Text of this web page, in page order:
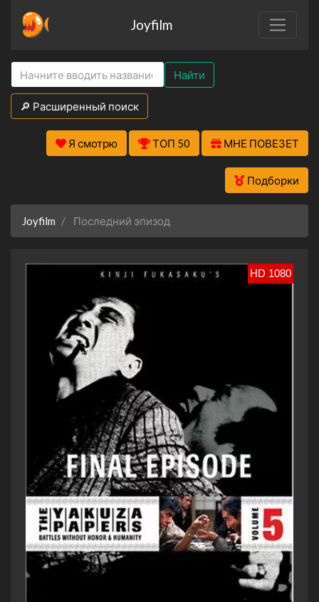
Joyfilm
Найти
🔎 Расширенный поиск
Я смотрю ТОП 50 МНЕ ПОВЕЗЕТ
Подборки
Joyfilm Последний эпизод
HD 1080